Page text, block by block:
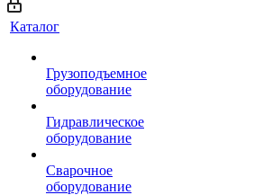
Каталог
Грузоподъемное
оборудование
Гидравлическое
оборудование
Сварочное
оборудование